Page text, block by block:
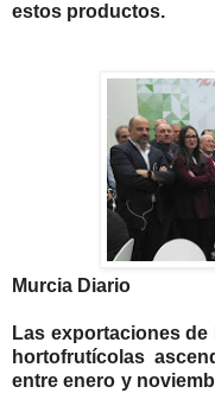
estos productos.
Murcia Diario
Las exportaciones
hortofrutícolas
entre enero y